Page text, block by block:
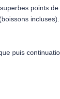
et à la
Fram 100 %
points
puis
à l'hôtel.